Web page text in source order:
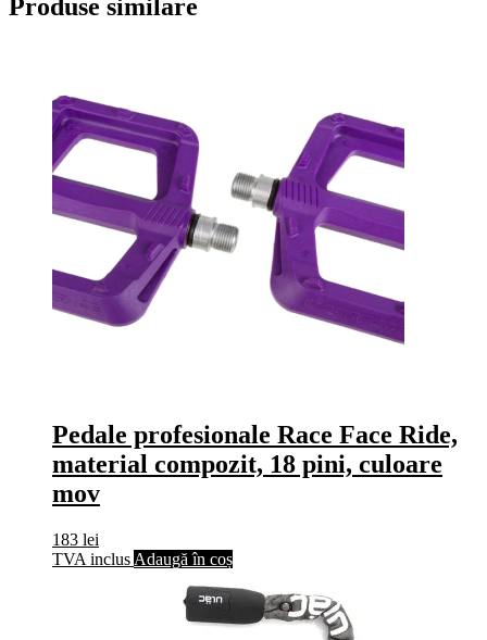
Produse similare
Pedale profesionale Race Face Ride,
material compozit, 18 pini, culoare
mov
183 lei
TVA inclus Adaugă în coș